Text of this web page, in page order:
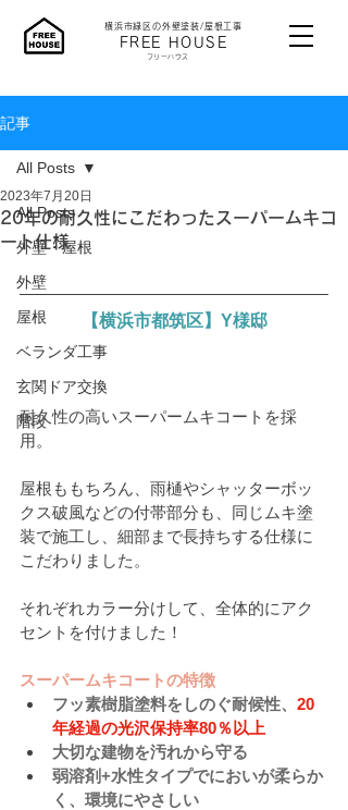
横浜市緑区の外壁塗装/屋根工事
​FREE HOUSE
​フリーハウス
記事
All Posts
外壁・屋根
外壁
屋根
ベランダ工事
玄関ドア交換
階段
All Posts
20年の耐久性にこだわったスーパームキコ
ート仕様
2023年7月20日
【横浜市都筑区】Y様邸
耐久性の高いスーパームキコートを採
用。
屋根ももちろん、雨樋やシャッターボッ
クス破風などの付帯部分も、同じムキ塗
装で施工し、細部まで長持ちする仕様に
こだわりました。
それぞれカラー分けして、全体的にアク
セントを付けました！
スーパームキコートの特徴
フッ素樹脂塗料をしのぐ耐候性、 20
年経過の光沢保持率80％以上
大切な建物を汚れから守る
弱溶剤+水性タイプでにおいが柔らか
く、環境にやさしい